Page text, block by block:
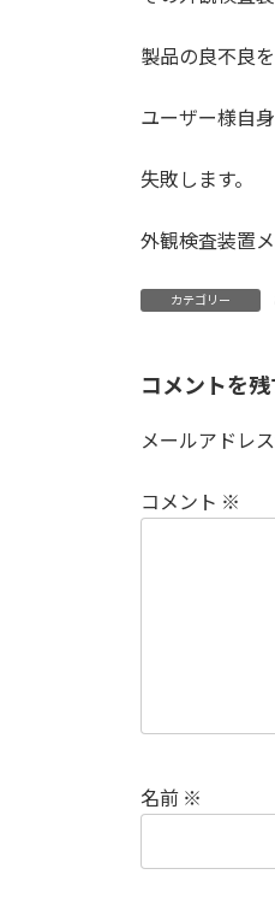
製品の良不良
ユーザー様自
失敗します。
外観検査装置
カテゴリー
コメントを残
メールアドレ
コメント ※
名前 ※